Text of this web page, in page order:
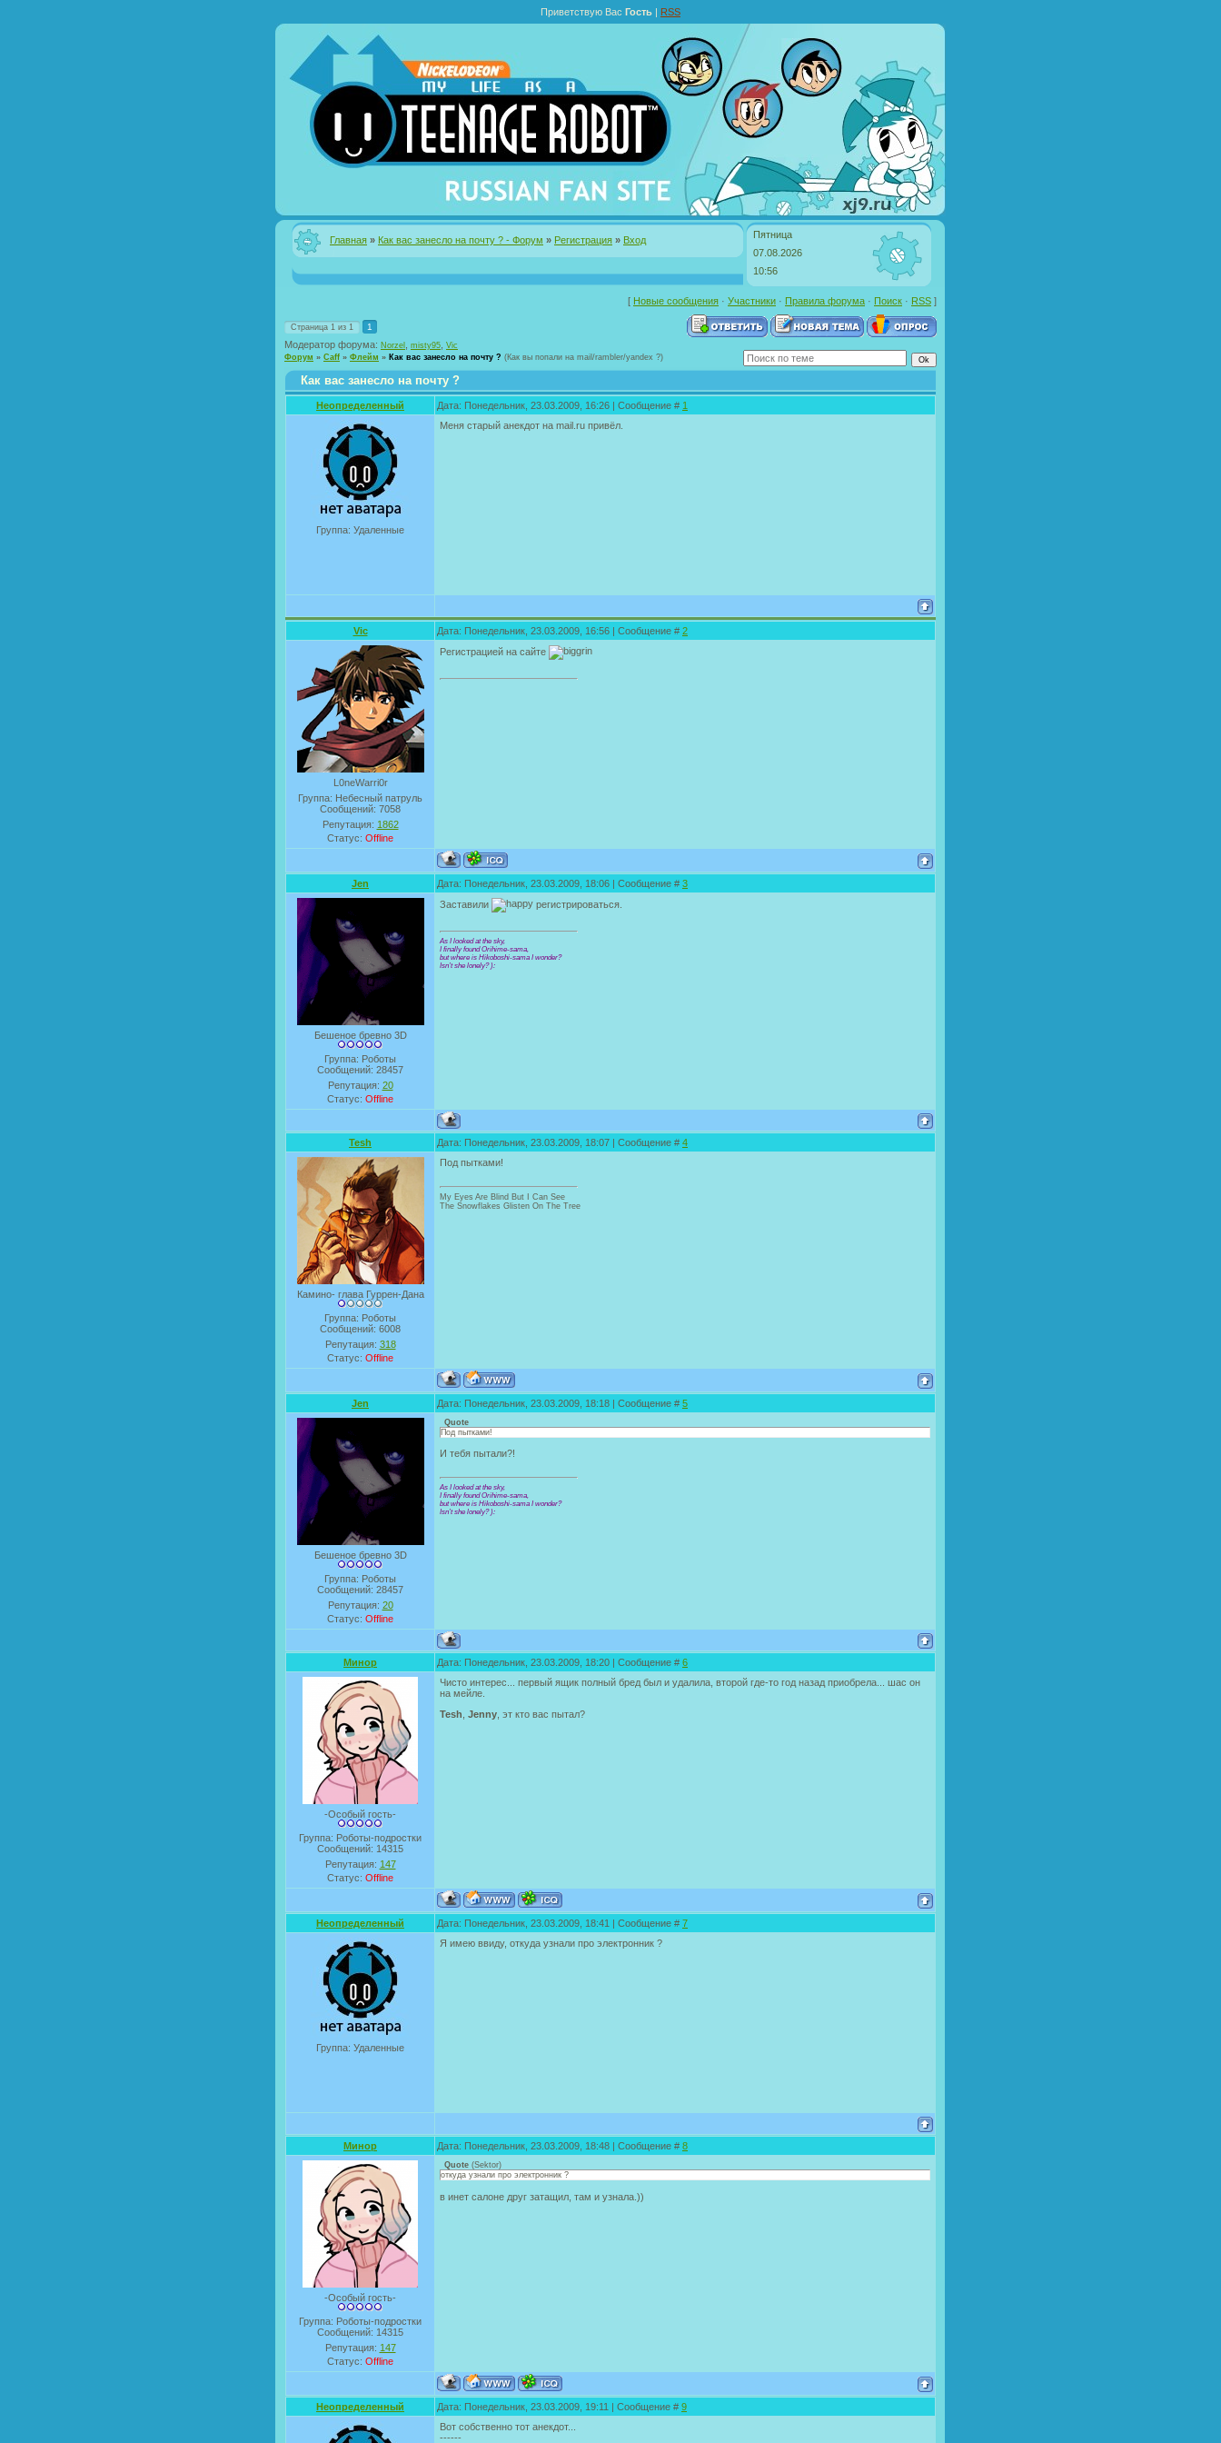
Приветствую Вас Гость | RSS
Главная » Как вас занесло на почту ? - Форум » Регистрация » Вход
Пятница
07.08.2026
10:56
[ Новые сообщения · Участники · Правила форума · Поиск · RSS ]
Страница 1 из 1 1
Модератор форума: Norzel misty95 Vic
Форум » Caff » Флейм » Как вас занесло на почту ? (Как вы попали на mail/rambler/yandex ?)
Как вас занесло на почту ?
Неопределенный Дата: Понедельник, 23.03.2009, 16:26 | Сообщение # 1
Группа: Удаленные
Меня старый анекдот на mail.ru привёл.
Vic Дата: Понедельник, 23.03.2009, 16:56 | Сообщение # 2
L0neWarri0r
Группа: Небесный патруль
Сообщений: 7058
Репутация: 1862
Статус: Offline
Регистрацией на сайте
Jen Дата: Понедельник, 23.03.2009, 18:06 | Сообщение # 3
Бешеное бревно 3D
Группа: Роботы
Сообщений: 28457
Репутация: 20
Статус: Offline
Заставили регистрироваться.
As I looked at the sky,
I finally found Orihime-sama,
but where is Hikoboshi-sama I wonder?
Isn’t she lonely? ):
Tesh Дата: Понедельник, 23.03.2009, 18:07 | Сообщение # 4
Камино- глава Гуррен-Дана
Группа: Роботы
Сообщений: 6008
Репутация: 318
Статус: Offline
Под пытками!
My Eyes Are Blind But I Can See
The Snowflakes Glisten On The Tree
Jen Дата: Понедельник, 23.03.2009, 18:18 | Сообщение # 5
Бешеное бревно 3D
Группа: Роботы
Сообщений: 28457
Репутация: 20
Статус: Offline
Quote
Под пытками!
И тебя пытали?!
As I looked at the sky,
I finally found Orihime-sama,
but where is Hikoboshi-sama I wonder?
Isn’t she lonely? ):
Минор Дата: Понедельник, 23.03.2009, 18:20 | Сообщение # 6
-Особый гость-
Группа: Роботы-подростки
Сообщений: 14315
Репутация: 147
Статус: Offline
Чисто интерес... первый ящик полный бред был и удалила, второй где-то год назад приобрела... шас он
на мейле.
Tesh Jenny , эт кто вас пытал?
Неопределенный Дата: Понедельник, 23.03.2009, 18:41 | Сообщение # 7
Группа: Удаленные
Я имею ввиду, откуда узнали про электронник ?
Минор Дата: Понедельник, 23.03.2009, 18:48 | Сообщение # 8
-Особый гость-
Группа: Роботы-подростки
Сообщений: 14315
Репутация: 147
Статус: Offline
Quote (Sektor)
откуда узнали про электронник ?
в инет салоне друг затащил, там и узнала.))
Неопределенный Дата: Понедельник, 23.03.2009, 19:11 | Сообщение # 9
Вот собственно тот анекдот...
------